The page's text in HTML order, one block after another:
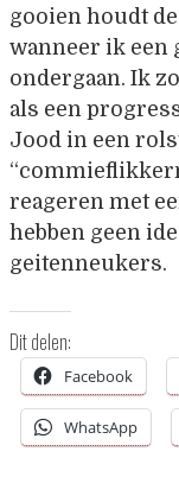
gooien houdt
wanneer ik een
ondergaan. Ik
als een
Jood in een
reageren met
hebben geen
geitenneukers.
Dit delen:
Facebook
WhatsApp